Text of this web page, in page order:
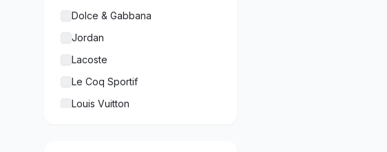
Dolce & Gabbana
Jordan
Lacoste
Le Coq Sportif
Louis Vuitton